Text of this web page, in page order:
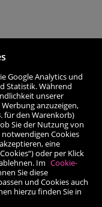
Google Analytics und
Statistik. Während
unserer
anzuzeigen,
für den Warenkorb)
Sie der Nutzung von
Cookies
eine
oder per Klick
Im Cookie-
Sie diese
und Cookies auch
hierzu finden Sie in